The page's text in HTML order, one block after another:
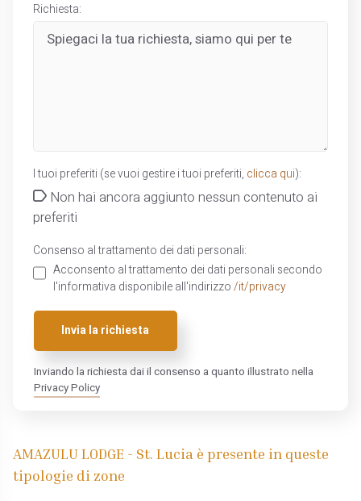
Richiesta:
I tuoi preferiti (se vuoi gestire i tuoi preferiti, clicca qui):
Non hai ancora aggiunto nessun contenuto ai
preferiti
Consenso al trattamento dei dati personali:
Acconsento al trattamento dei dati personali secondo
l'informativa disponibile all'indirizzo /it/privacy
Invia la richiesta
Inviando la richiesta dai il consenso a quanto illustrato nella
Privacy Policy
AMAZULU LODGE - St. Lucia è presente in queste
tipologie di zone